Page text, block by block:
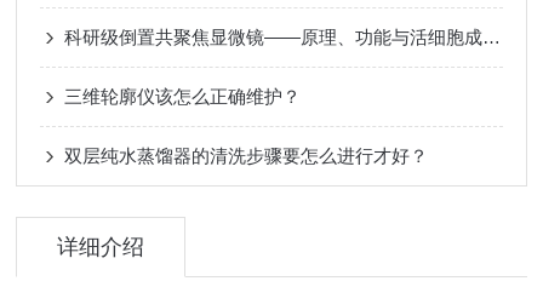
科研级倒置共聚焦显微镜——原理、功能与活细胞成像应用
三维轮廓仪该怎么正确维护？
双层纯水蒸馏器的清洗步骤要怎么进行才好？
详细介绍